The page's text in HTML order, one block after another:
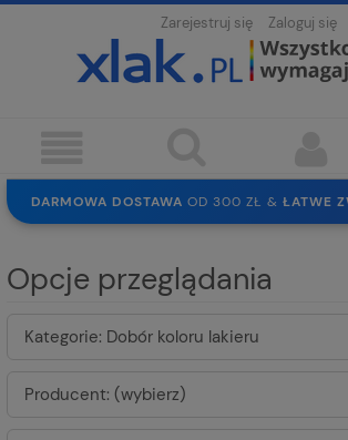
Zarejestruj się Zaloguj się
DARMOWA DOSTAWA OD 300 ZŁ & ŁATWE
SOLIDNEEKO PAKOWANIE
Opcje przeglądania
Kategorie: Dobór koloru lakieru
Producent: (wybierz)